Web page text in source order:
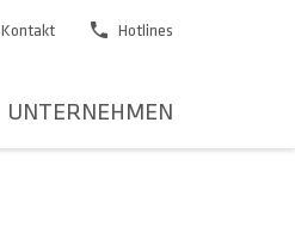
UNTERNEHMEN
Kontakt Hotlines